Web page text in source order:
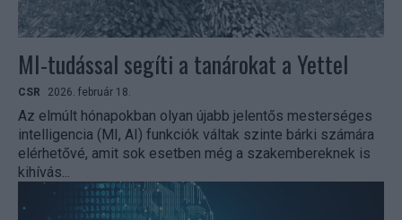
MI-tudással segíti a tanárokat a Yettel
CSR 2026. február 18.
Az elmúlt hónapokban olyan újabb jelentős mesterséges
intelligencia (MI, AI) funkciók váltak szinte bárki számára
elérhetővé, amit sok esetben még a szakembereknek is
kihívás...